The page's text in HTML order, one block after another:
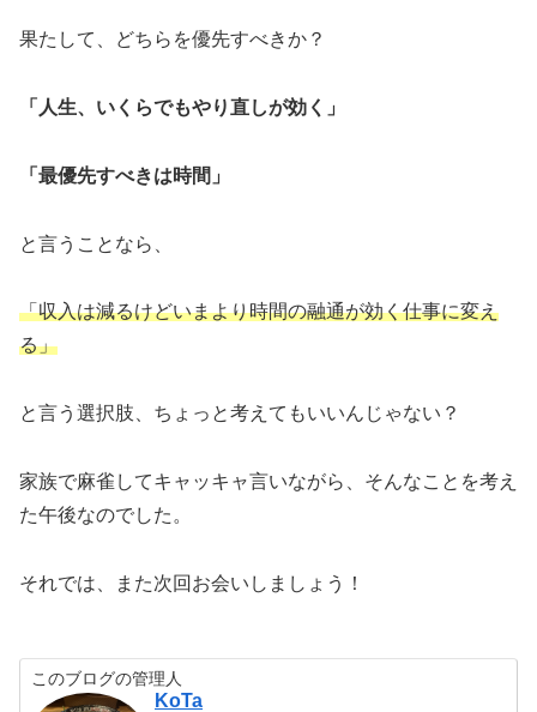
果たして、どちらを優先すべきか？
「人生、いくらでもやり直しが効く」
「最優先すべきは時間」
と言うことなら、
「収入は減るけどいまより時間の融通が効く仕事に変え
る」
と言う選択肢、ちょっと考えてもいいんじゃない？
家族で麻雀してキャッキャ言いながら、そんなことを考え
た午後なのでした。
それでは、また次回お会いしましょう！
このブログの管理人
KoTa